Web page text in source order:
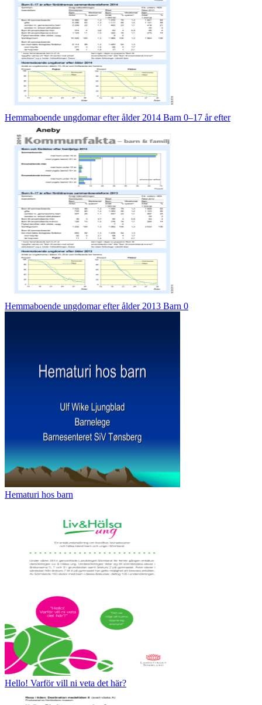
Hemmaboende ungdomar efter ålder 2014 Barn 0–17 år efter
Hemmaboende ungdomar efter ålder 2013 Barn 0
Hematuri hos barn
Hello! Varför vill ni veta det här?